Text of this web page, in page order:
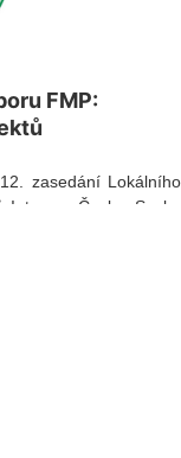
FMP:
zasedání Lokálního
Česko–Sasko